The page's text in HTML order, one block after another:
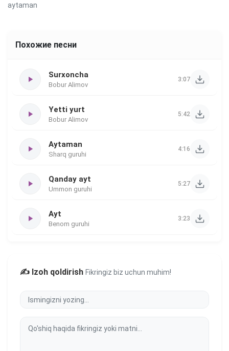
aytaman
Похожие песни
Surxoncha
Bobur Alimov
3:07
Yetti yurt
Bobur Alimov
5:42
Aytaman
Sharq guruhi
4:16
Qanday ayt
Ummon guruhi
5:27
Ayt
Benom guruhi
3:23
✍️ Izoh qoldirish Fikringiz biz uchun muhim!